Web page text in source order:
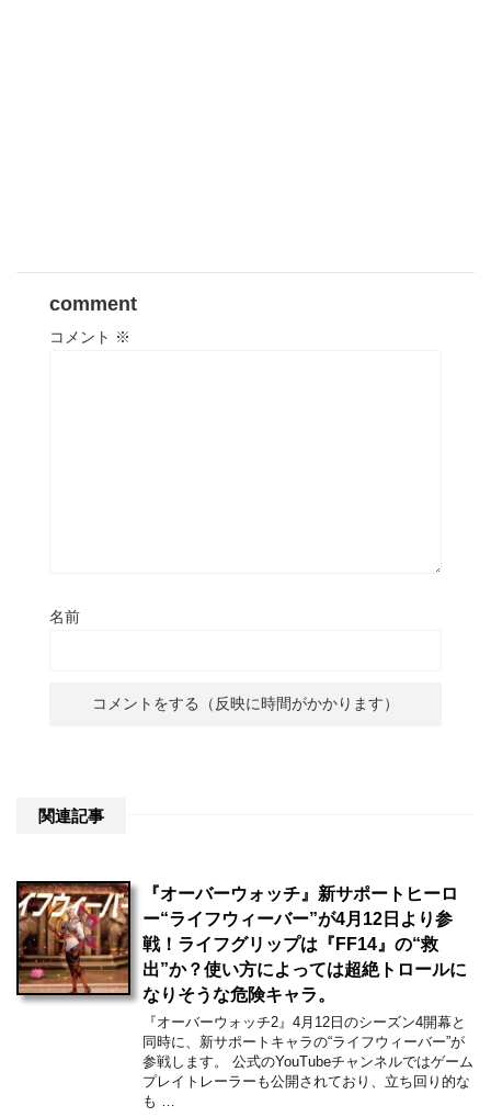
comment
コメント ※
名前
関連記事
『オーバーウォッチ』新サポートヒーロ
ー“ライフウィーバー”が4月12日より参
戦！ライフグリップは『FF14』の“救
出”か？使い方によっては超絶トロールに
なりそうな危険キャラ。
『オーバーウォッチ2』4月12日のシーズン4開幕と
同時に、新サポートキャラの“ライフウィーバー”が
参戦します。 公式のYouTubeチャンネルではゲーム
プレイトレーラーも公開されており、立ち回り的な
も …